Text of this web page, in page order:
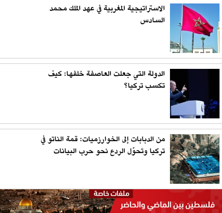
الاستراتيجية المغربية في عهد الملك محمد
السادس
الدولة التي جعلت العاصفة خلفها: كيف
تكسب تركيا؟
من الدبابات إلى الخوارزميات: قمة الناتو في
تركيا وتحوّل الردع نحو حرب البيانات